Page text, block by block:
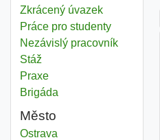
Zkrácený úvazek
Práce pro studenty
Nezávislý pracovník
Stáž
Praxe
Brigáda
Město
Cae
Ostrava